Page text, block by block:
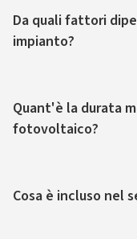
Da quali fattori
impianto?
Quant'è la durata
fotovoltaico?
Cosa è incluso nel